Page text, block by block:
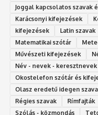
Joggal kapcsolatos szavak
Karácsonyi kifejezések
kifejezések
Latin szavak
Matematikai szótár
Művészeti kifejezések
Név - nevek - keresztnevek
Okostelefon szótár és
Olasz eredetű idegen
Régies szavak
Rímfajták
Szólás - közmondás